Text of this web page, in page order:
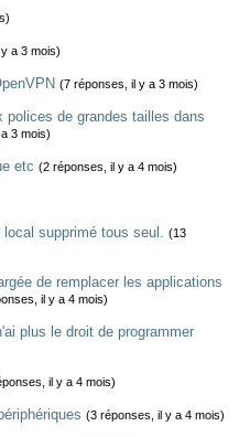
a 3 mois)
(7 réponses, il y a 3 mois)
polices de grandes tailles dans
3 mois)
etc (2 réponses, il y a 4 mois)
supprimé tous seul. (13
de remplacer les applications
il y a 4 mois)
plus le droit de programmer
il y a 4 mois)
(3 réponses, il y a 4 mois)